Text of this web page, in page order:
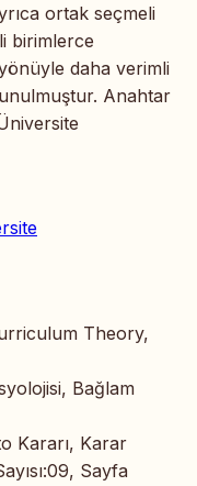
ortak seçmeli
birimlerce
daha verimli
Anahtar
Theory,
Bağlam
Kararı, Karar
Sayfa